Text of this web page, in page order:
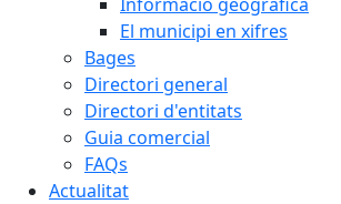
El municipi en xifres
Bages
Directori general
Directori d'entitats
Guia comercial
FAQs
Actualitat